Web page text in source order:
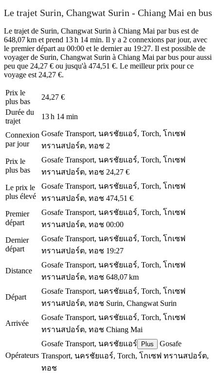
Le trajet Surin, Changwat Surin - Chiang Mai en bus
Le trajet de Surin, Changwat Surin à Chiang Mai par bus est de
648,07 km et prend 13 h 14 min. Il y a 2 connexions par jour, avec
le premier départ au 00:00 et le dernier au 19:27. Il est possible de
voyager de Surin, Changwat Surin à Chiang Mai par bus pour aussi
peu que 24,27 € ou jusqu'à 474,51 €. Le meilleur prix pour ce
voyage est 24,27 €.
Prix ​​le
plus bas
24,27 €
Durée du
trajet
13 h 14 min
Connexion
par jour
Gosafe Transport, นครชัยแอร์, Torch, โกเซฟ
ทรานสปอร์ต, ทอช 2
Prix ​​le
plus bas
Gosafe Transport, นครชัยแอร์, Torch, โกเซฟ
ทรานสปอร์ต, ทอช 24,27 €
Le prix le
plus élevé
Gosafe Transport, นครชัยแอร์, Torch, โกเซฟ
ทรานสปอร์ต, ทอช 474,51 €
Premier
départ
Gosafe Transport, นครชัยแอร์, Torch, โกเซฟ
ทรานสปอร์ต, ทอช 00:00
Dernier
départ
Gosafe Transport, นครชัยแอร์, Torch, โกเซฟ
ทรานสปอร์ต, ทอช 19:27
Distance
Gosafe Transport, นครชัยแอร์, Torch, โกเซฟ
ทรานสปอร์ต, ทอช 648,07 km
Départ
Gosafe Transport, นครชัยแอร์, Torch, โกเซฟ
ทรานสปอร์ต, ทอช Surin, Changwat Surin
Arrivée
Gosafe Transport, นครชัยแอร์, Torch, โกเซฟ
ทรานสปอร์ต, ทอช Chiang Mai
Opérateurs
Gosafe Transport, นครชัยแอร์ Plus
Gosafe
Transport, นครชัยแอร์, Torch, โกเซฟ ทรานสปอร์ต,
ทอช